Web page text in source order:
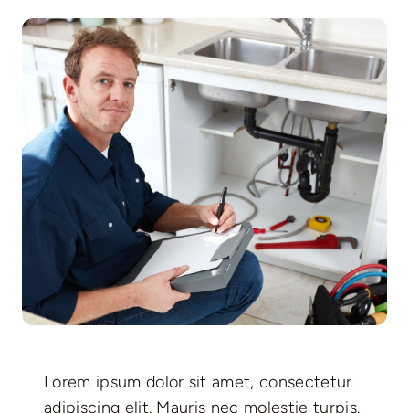
Portfolio
Communities
Contact
Lorem ipsum dolor sit amet, consectetur
adipiscing elit. Mauris nec molestie turpis.